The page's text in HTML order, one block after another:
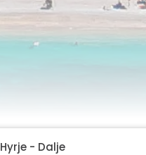
Hyrje - Dalje